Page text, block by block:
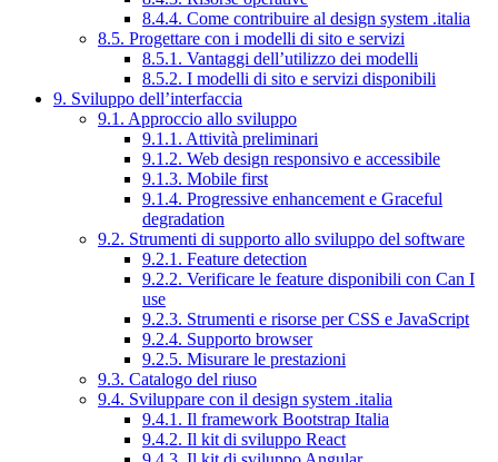
8.4.4. Come contribuire al design system .italia
8.5. Progettare con i modelli di sito e servizi
8.5.1. Vantaggi dell’utilizzo dei modelli
8.5.2. I modelli di sito e servizi disponibili
9. Sviluppo dell’interfaccia
9.1. Approccio allo sviluppo
9.1.1. Attività preliminari
9.1.2. Web design responsivo e accessibile
9.1.3. Mobile first
9.1.4. Progressive enhancement e Graceful
degradation
9.2. Strumenti di supporto allo sviluppo del software
9.2.1. Feature detection
9.2.2. Verificare le feature disponibili con Can I
use
9.2.3. Strumenti e risorse per CSS e JavaScript
9.2.4. Supporto browser
9.2.5. Misurare le prestazioni
9.3. Catalogo del riuso
9.4. Sviluppare con il design system .italia
9.4.1. Il framework Bootstrap Italia
9.4.2. Il kit di sviluppo React